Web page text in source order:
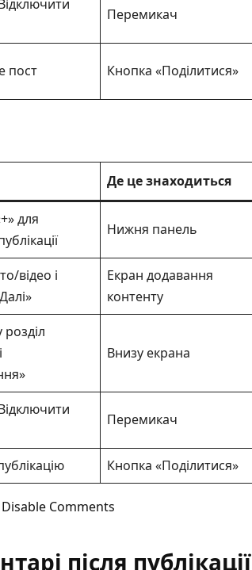
Перемикач
пост Кнопка «Поділитися»
Де це знаходиться
для
Нижня панель
відео і
Екран додавання
контенту
розділ
Внизу екрана
Перемикач
Кнопка «Поділитися»
Comments
після публікації